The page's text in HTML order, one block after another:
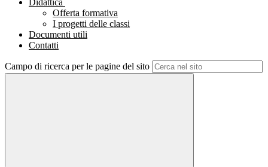
Didattica
Offerta formativa
I progetti delle classi
Documenti utili
Contatti
Campo di ricerca per le pagine del sito